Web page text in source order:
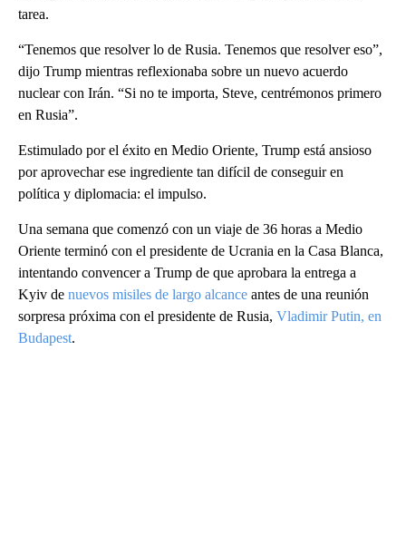
tarea.
“Tenemos que resolver lo de Rusia. Tenemos que resolver eso”,
dijo Trump mientras reflexionaba sobre un nuevo acuerdo
nuclear con Irán. “Si no te importa, Steve, centrémonos primero
en Rusia”.
Estimulado por el éxito en Medio Oriente, Trump está ansioso
por aprovechar ese ingrediente tan difícil de conseguir en
política y diplomacia: el impulso.
Una semana que comenzó con un viaje de 36 horas a Medio
Oriente terminó con el presidente de Ucrania en la Casa Blanca,
intentando convencer a Trump de que aprobara la entrega a
Kyiv de nuevos misiles de largo alcance antes de una reunión
sorpresa próxima con el presidente de Rusia, Vladimir Putin, en
Budapest.